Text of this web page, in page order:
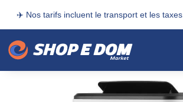
✈️ Nos tarifs incluent le transport et les taxes.